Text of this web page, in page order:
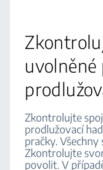
Zkontrolujte
prodlužovací
pračky.
Zkontrolujte
povolit. V